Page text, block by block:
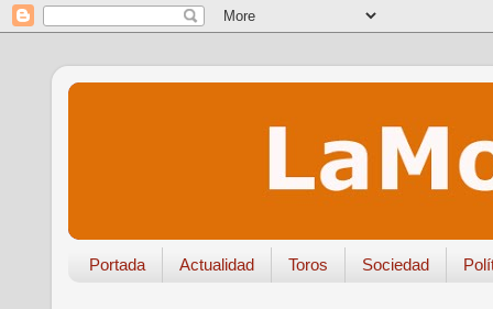
Portada Actualidad Toros Sociedad